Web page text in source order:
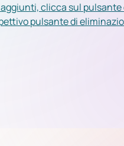
clicca sul
pulsante di